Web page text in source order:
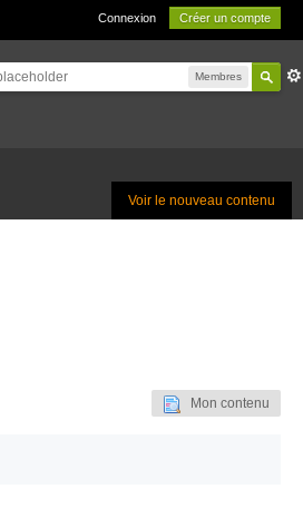
Connexion Créer un compte
Membres
Voir le nouveau contenu
Mon contenu